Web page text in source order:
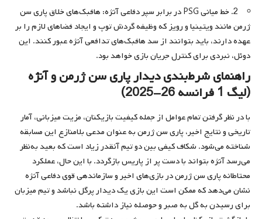
2. خط میانی PSG در برابر سپر دفاعی آنژه: هافبک‌های خلاق پاری سن
ژرمن مانند ویتینیا و رویز که وظیفه گردش توپ و ایجاد فضاهای لازم را بر
عهده دارند، باید بتوانند از سد هافبک‌های تدافعی آنژه عبور کنند. این
دوئل، نبردی برای کنترل جریان بازی خواهد بود.
راهنمای شرط‌بندی دیدار پاری سن ژرمن و آنژه
(لیگ 1 فرانسه 26-2025)
با در نظر گرفتن تمام عوامل از جمله کیفیت بازیکنان، مزیت میزبانی، آمار
تاریخی و نتایج اخیر، پاری سن ژرمن به عنوان مدعی بلامنازع این مسابقه
شناخته می‌شود. شکاف کیفی بین دو تیم آنقدر زیاد است که بعید به‌نظر
می‌رسد آنژه بتواند با دست پر از پاریس بازگردد. با این حال، عملکرد
محتاطانه پاری سن ژرمن در بازی‌های اخیر و سازماندهی قوی دفاعی آنژه
نشان می‌دهد که ممکن است این بازی یک دیدار پرگل نباشد و تیم میزبان
برای رسیدن به گل به صبر و حوصله نیاز داشته باشد.